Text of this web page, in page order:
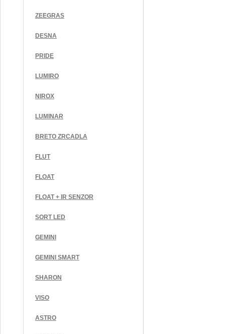
ZEEGRAS
DESNA
PRIDE
LUMIRO
NIROX
LUMINAR
BRETO ZRCADLA
FLUT
FLOAT
FLOAT + IR SENZOR
SORT LED
GEMINI
GEMINI SMART
SHARON
VISO
ASTRO